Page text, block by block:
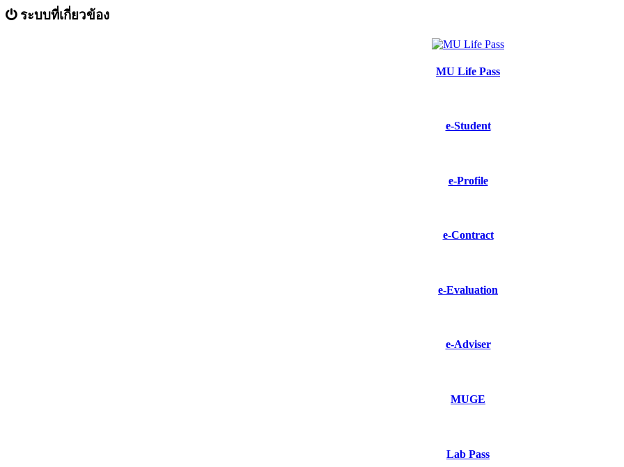
ระบบที่เกี่ยวข้อง
MU Life Pass
e-Student
e-Profile
e-Contract
e-Evaluation
e-Adviser
MUGE
Lab Pass